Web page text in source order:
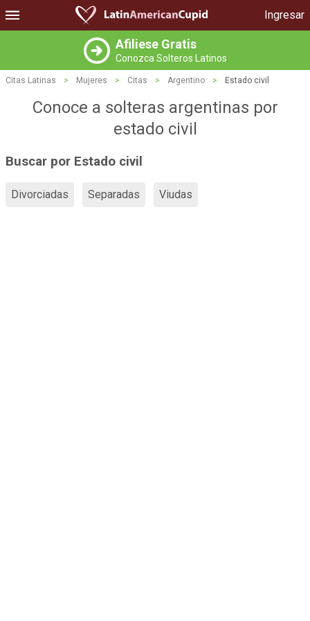
Ingresar
Afiliese Gratis
Conozca Solteros Latinos
Citas Latinas > Mujeres > Citas > Argentino > Estado civil
Conoce a solteras argentinas por
estado civil
Buscar por Estado civil
Divorciadas Separadas Viudas